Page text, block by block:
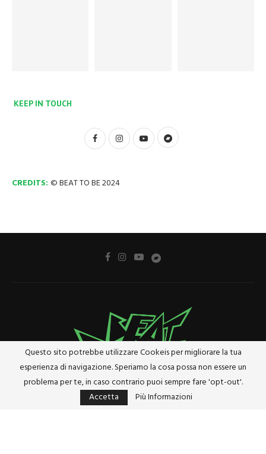
KEEP IN TOUCH
CREDITS: © BEAT TO BE 2024
Cookie Policy
Questo sito potrebbe utilizzare Cookeis per migliorare la tua
esperienza di navigazione. Speriamo la cosa possa non essere un
problema per te, in caso contrario puoi sempre fare 'opt-out'.
Accetta
Più Informazioni